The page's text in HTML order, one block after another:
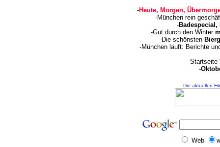
-Heute, Morgen,
-München rein
-Badespecial,
-Gut durch den Winter
-Die schönsten
-München läuft: Berichte
Startseite
-
Die aktuellen
Web